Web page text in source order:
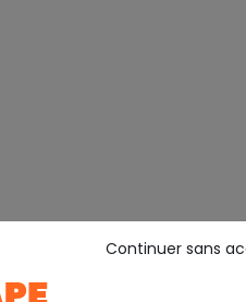
Continuer sans